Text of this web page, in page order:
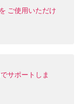
ご使用いただけ
サポートしま